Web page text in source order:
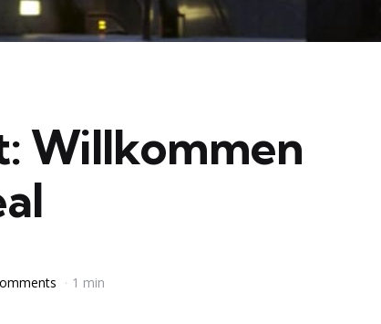
Willkommen
1 min